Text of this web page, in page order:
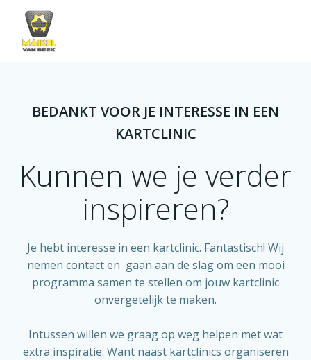
BEDANKT VOOR JE INTERESSE IN EEN
KARTCLINIC
Kunnen we je verder
inspireren?
Je hebt interesse in een kartclinic. Fantastisch! Wij
nemen contact en gaan aan de slag om een mooi
programma samen te stellen om jouw kartclinic
onvergetelijk te maken.
Intussen willen we graag op weg helpen met wat
extra inspiratie. Want naast kartclinics organiseren